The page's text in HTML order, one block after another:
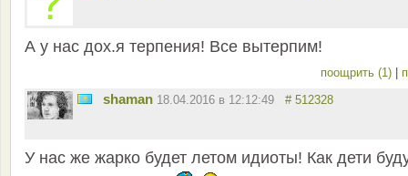
А у нас дох.я терпения! Все вытерпим!
поощрить (1)
shaman 18.04.2016 в 12:12:49 # 512328
У нас же жарко будет летом идиоты! Как дети